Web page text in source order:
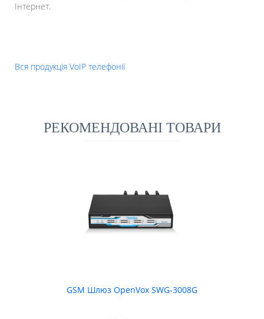
Інтернет.
Вся продукція VoIP телефонії
РЕКОМЕНДОВАНІ ТОВАРИ
GSM Шлюз OpenVox SWG-3008G